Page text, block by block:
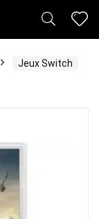
Jeux Switch